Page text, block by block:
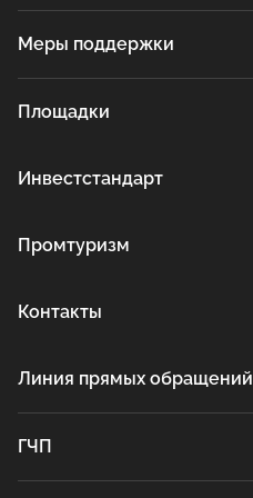
Меры поддержки
Площадки
Инвестстандарт
Промтуризм
Контакты
Линия прямых обращений
ГЧП